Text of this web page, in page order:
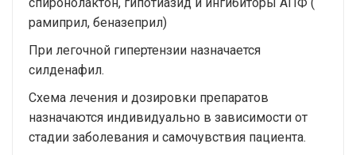
рамиприл, беназеприл)
При легочной гипертензии назначается
силденафил.
Схема лечения и дозировки препаратов
назначаются индивидуально в зависимости от
стадии заболевания и самочувствия пациента.